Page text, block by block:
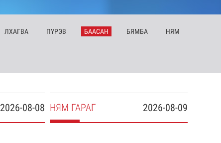
ЛХАГВА ПҮРЭВ БААСАН БЯМБА НЯМ
2026-08-08 2026-08-09
НЯМ ГАРАГ